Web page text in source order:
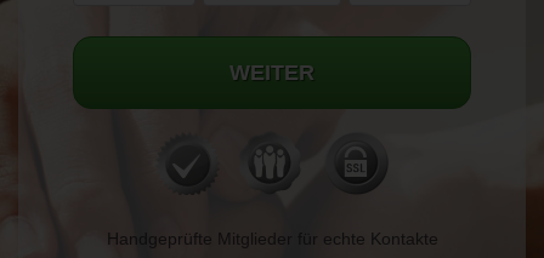
WEITER
Handgeprüfte Mitglieder für echte Kontakte